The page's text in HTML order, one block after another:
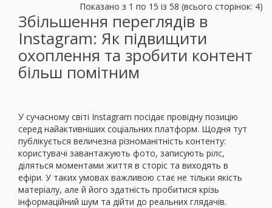
Показано з 1 по 15 із 58 (всього сторінок: 4)
Збільшення переглядів в
Instagram: Як підвищити
охоплення та зробити контент
більш помітним
У сучасному світі Instagram посідає провідну позицію
серед найактивніших соціальних платформ. Щодня тут
публікується величезна різноманітність контенту:
користувачі завантажують фото, записують рілс,
діляться моментами життя в сторіс та виходять в
ефіри. У таких умовах важливою стає не тільки якість
матеріалу, але й його здатність пробитися крізь
інформаційний шум та дійти до реальних глядачів.